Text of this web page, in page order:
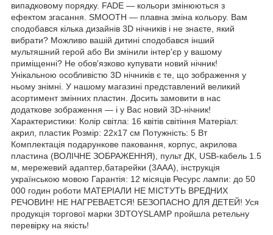
випадковому порядку. FADE — кольори змінюються з
ефектом згасання. SMOOTH — плавна зміна кольору. Вам
сподобався кілька дизайнів 3D нічників і не знаєте, який
вибрати? Можливо вашій дитині сподобався інший
мультяшний герой або Ви змінили інтер'єр у вашому
приміщенні? Не обов'язково купувати новий нічник!
Унікальною особливістю 3D нічників є те, що зображення у
ньому знімні. У нашому магазині представлений великий
асортимент змінних пластин. Досить замовити в нас
додаткове зображення — і у Вас новий 3D-нічник!
Характеристики: Колір світла: 16 квітів світіння Матеріал:
акрил, пластик Розмір: 22х17 см Потужність: 5 Вт
Комплектація подарункове паковання, корпус, акрилова
пластина (ВОЛІЧНЕ ЗОБРАЖЕННЯ), пульт ДК, USB-кабель 1.5
м, мережевий адаптер,батарейки (3ААА), інструкція
українською мовою Гарантія: 12 місяців Ресурс лампи: до 50
000 годин роботи МАТЕРІАЛИ НЕ МІСТУТЬ ВРЕДНИХ
РЕЧОВИН! НЕ НАГРЕВАЕТСЯ! БЕЗОПАСНО ДЛЯ ДЕТЕЙ! Уся
продукція торгової марки 3DTOYSLAMP пройшла ретельну
перевірку на якість!